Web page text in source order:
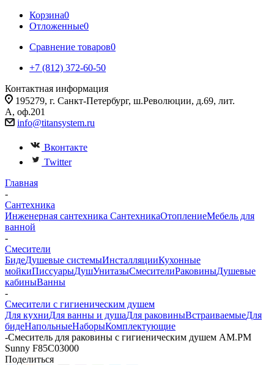
Корзина0
Отложенные0
Сравнение товаров0
+7 (812) 372-60-50
Контактная информация
195279, г. Санкт-Петербург, ш.Революции, д.69, лит.
А, оф.201
info@titansystem.ru
Вконтакте
Twitter
Главная
-
Сантехника
Инженерная сантехника СантехникаОтоплениеМебель для
ванной
-
Смесители
БидеДушевые системыИнсталляцииКухонные
мойкиПиссуарыДушУнитазыСмесителиРаковиныДушевые
кабиныВанны
-
Смесители с гигиеническим душем
Для кухниДля ванны и душаДля раковиныВстраиваемыеДля
бидеНапольныеНаборыКомплектующие
-Смеситель для раковины с гигиеническим душем AM.PM
Sunny F85C03000
Поделиться